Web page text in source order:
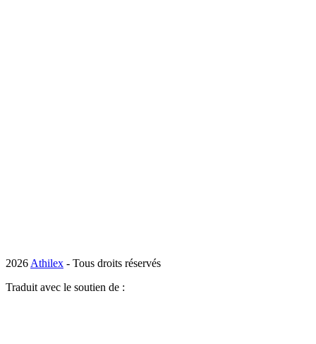
2026 Athilex - Tous droits réservés
Traduit avec le soutien de :